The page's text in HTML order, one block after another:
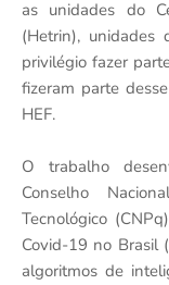
as unidades do
(Hetrin), unidades
privilégio fazer
fizeram parte
HEF.
O trabalho
Conselho
Tecnológico
Covid-19 no Brasil
algoritmos de